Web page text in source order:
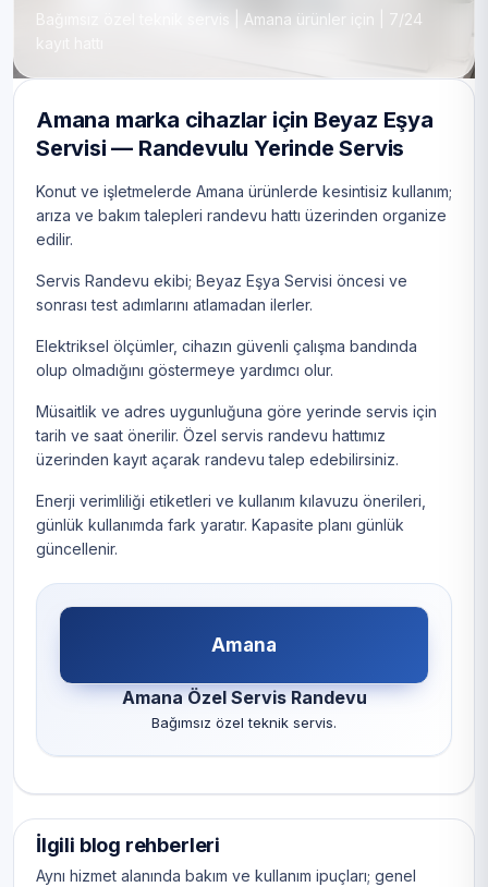
Bağımsız özel teknik servis | Amana ürünler için | 7/24
Amana marka cihazlar için Beyaz Eşya
Servisi — Randevulu Yerinde Servis
Konut ve işletmelerde Amana ürünlerde kesintisiz kullanım;
arıza ve bakım talepleri randevu hattı üzerinden organize
edilir.
Servis Randevu ekibi; Beyaz Eşya Servisi öncesi ve
sonrası test adımlarını atlamadan ilerler.
Elektriksel ölçümler, cihazın güvenli çalışma bandında
olup olmadığını göstermeye yardımcı olur.
Müsaitlik ve adres uygunluğuna göre yerinde servis için
tarih ve saat önerilir. Özel servis randevu hattımız
üzerinden kayıt açarak randevu talep edebilirsiniz.
Enerji verimliliği etiketleri ve kullanım kılavuzu önerileri,
günlük kullanımda fark yaratır. Kapasite planı günlük
güncellenir.
Amana
Amana Özel Servis Randevu
Bağımsız özel teknik servis.
İlgili blog rehberleri
Aynı hizmet alanında bakım ve kullanım ipuçları; genel